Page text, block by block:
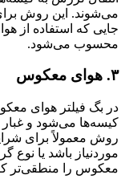
می‌شوند. این روش
جایی که استفاده از
محسوب می‌شود.
۳. هوای معکوس
در بگ فیلتر هوای
کیسه‌ها می‌شود و
روش معمولاً برای
موردنیاز باشد یا نوع
معکوس را منطقی‌تر